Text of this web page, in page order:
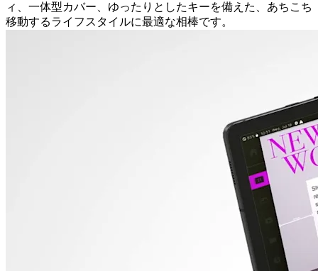
ィ、一体型カバー、ゆったりとしたキーを備えた、あちこち
移動するライフスタイルに最適な相棒です。